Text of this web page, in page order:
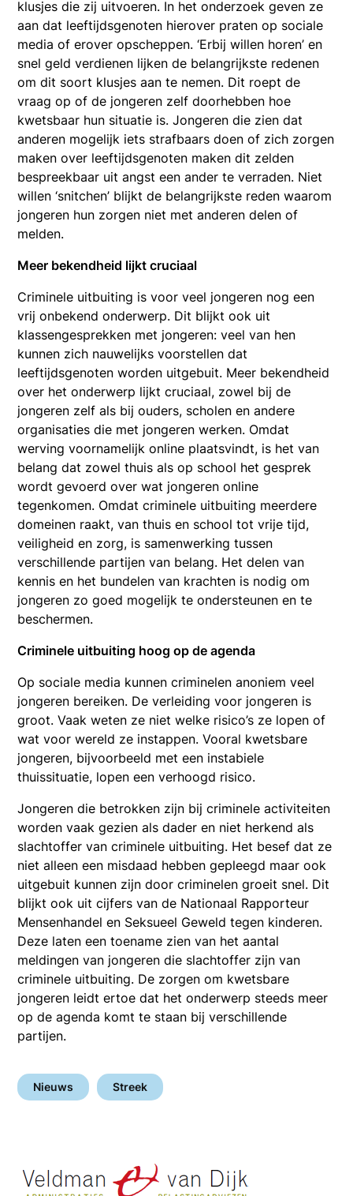
klusjes die zij uitvoeren. In het onderzoek geven ze
aan dat leeftijdsgenoten hierover praten op sociale
media of erover opscheppen. ‘Erbij willen horen’ en
snel geld verdienen lijken de belangrijkste redenen
om dit soort klusjes aan te nemen. Dit roept de
vraag op of de jongeren zelf doorhebben hoe
kwetsbaar hun situatie is. Jongeren die zien dat
anderen mogelijk iets strafbaars doen of zich zorgen
maken over leeftijdsgenoten maken dit zelden
bespreekbaar uit angst een ander te verraden. Niet
willen ‘snitchen’ blijkt de belangrijkste reden waarom
jongeren hun zorgen niet met anderen delen of
melden.
Meer bekendheid lijkt cruciaal
Criminele uitbuiting is voor veel jongeren nog een
vrij onbekend onderwerp. Dit blijkt ook uit
klassengesprekken met jongeren: veel van hen
kunnen zich nauwelijks voorstellen dat
leeftijdsgenoten worden uitgebuit. Meer bekendheid
over het onderwerp lijkt cruciaal, zowel bij de
jongeren zelf als bij ouders, scholen en andere
organisaties die met jongeren werken. Omdat
werving voornamelijk online plaatsvindt, is het van
belang dat zowel thuis als op school het gesprek
wordt gevoerd over wat jongeren online
tegenkomen. Omdat criminele uitbuiting meerdere
domeinen raakt, van thuis en school tot vrije tijd,
veiligheid en zorg, is samenwerking tussen
verschillende partijen van belang. Het delen van
kennis en het bundelen van krachten is nodig om
jongeren zo goed mogelijk te ondersteunen en te
beschermen.
Criminele uitbuiting hoog op de agenda
Op sociale media kunnen criminelen anoniem veel
jongeren bereiken. De verleiding voor jongeren is
groot. Vaak weten ze niet welke risico’s ze lopen of
wat voor wereld ze instappen. Vooral kwetsbare
jongeren, bijvoorbeeld met een instabiele
thuissituatie, lopen een verhoogd risico.
Jongeren die betrokken zijn bij criminele activiteiten
worden vaak gezien als dader en niet herkend als
slachtoffer van criminele uitbuiting. Het besef dat ze
niet alleen een misdaad hebben gepleegd maar ook
uitgebuit kunnen zijn door criminelen groeit snel. Dit
blijkt ook uit cijfers van de Nationaal Rapporteur
Mensenhandel en Seksueel Geweld tegen kinderen.
Deze laten een toename zien van het aantal
meldingen van jongeren die slachtoffer zijn van
criminele uitbuiting. De zorgen om kwetsbare
jongeren leidt ertoe dat het onderwerp steeds meer
op de agenda komt te staan bij verschillende
partijen.
Nieuws Streek